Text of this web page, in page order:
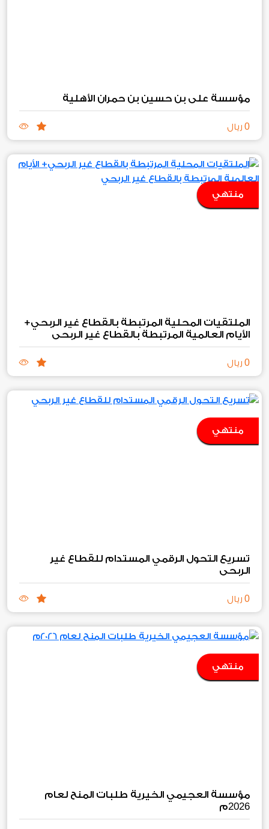
مؤسسة علي بن حسين بن حمران الأهلية
0 ريال
منتهي
الملتقيات المحلية المرتبطة بالقطاع غير الربحي+
الأيام العالمية المرتبطة بالقطاع غير الربحي
0 ريال
منتهي
تسريع التحول الرقمي المستدام للقطاع غير
الربحي
0 ريال
منتهي
مؤسسة العجيمي الخيرية طلبات المنح لعام
2026م